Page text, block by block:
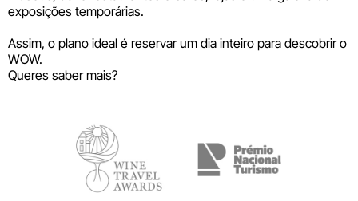
exposições temporárias.
Assim, o plano ideal é reservar um dia inteiro para descobrir o
WOW.
Queres saber mais?